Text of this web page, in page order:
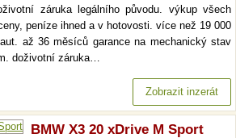
záruka legálního původu. výkup všech
peníze ihned a v hotovosti. více než 19 000
až 36 měsíců garance na mechanický stav
doživotní záruka…
Zobrazit inzerát
BMW X3 20 xDrive M Sport